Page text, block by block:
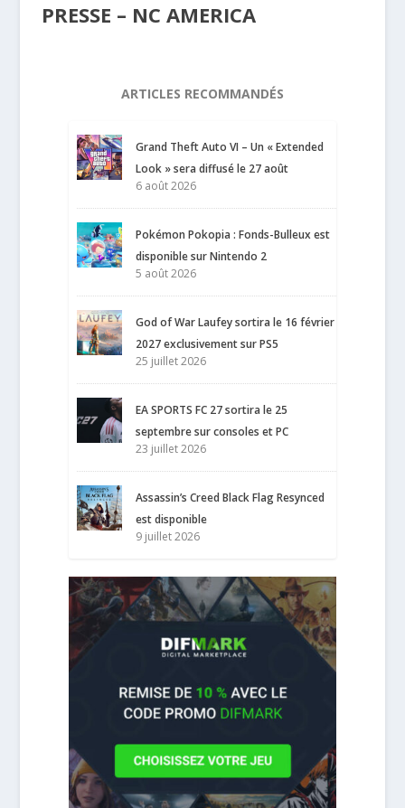
PRESSE – NC AMERICA
ARTICLES RECOMMANDÉS
Grand Theft Auto VI – Un « Extended
Look » sera diffusé le 27 août
6 août 2026
Pokémon Pokopia : Fonds-Bulleux est
disponible sur Nintendo 2
5 août 2026
God of War Laufey sortira le 16 février
2027 exclusivement sur PS5
25 juillet 2026
EA SPORTS FC 27 sortira le 25
septembre sur consoles et PC
23 juillet 2026
Assassin’s Creed Black Flag Resynced
est disponible
9 juillet 2026